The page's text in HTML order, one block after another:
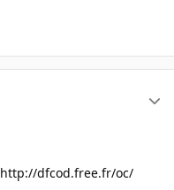
http://dfcod.free.fr/oc/